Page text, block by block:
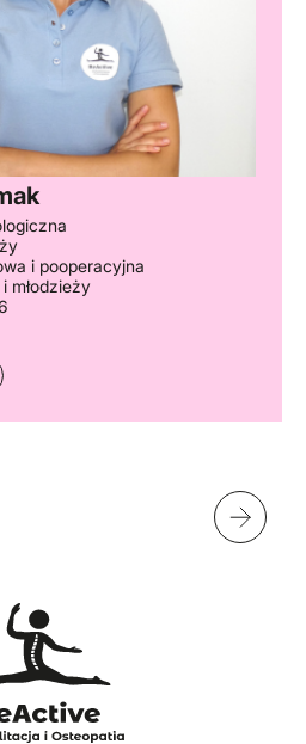
i pooperacyjna
młodzieży